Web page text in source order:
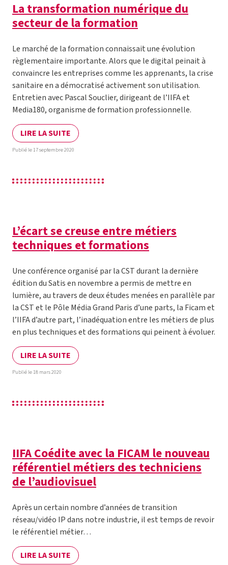
La transformation numérique du
secteur de la formation
Le marché de la formation connaissait une évolution
règlementaire importante. Alors que le digital peinait à
convaincre les entreprises comme les apprenants, la crise
sanitaire en a démocratisé activement son utilisation.
Entretien avec Pascal Souclier, dirigeant de l’IIFA et
Media180, organisme de formation professionnelle.
LIRE LA SUITE
Publié le 17 septembre 2020
L’écart se creuse entre métiers
techniques et formations
Une conférence organisé par la CST durant la dernière
édition du Satis en novembre a permis de mettre en
lumière, au travers de deux études menées en parallèle par
la CST et le Pôle Média Grand Paris d’une parts, la Ficam et
l’IIFA d’autre part, l’inadéquation entre les métiers de plus
en plus techniques et des formations qui peinent à évoluer.
LIRE LA SUITE
Publié le 18 mars 2020
IIFA Coédite avec la FICAM le nouveau
référentiel métiers des techniciens
de l’audiovisuel
Après un certain nombre d’années de transition
réseau/vidéo IP dans notre industrie, il est temps de revoir
le référentiel métier…
LIRE LA SUITE